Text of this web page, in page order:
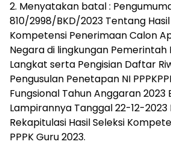
2. Menyatakan batal :
810/2998/BKD/2023 Tentang
Kompetensi Penerimaan Calon
Negara di lingkungan
Langkat serta Pengisian Daftar
Pengusulan Penetapan NI
Fungsional Tahun Anggaran 2023
Lampirannya Tanggal 22-12-2023
Rekapitulasi Hasil Seleksi
PPPK Guru 2023.